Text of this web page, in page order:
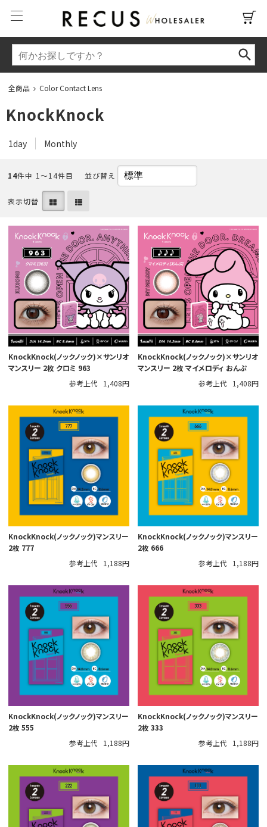
全商品 Color Contact Lens
KnockKnock
1day Monthly
14件中 1〜14件目 並び替え
表示切替
KnockKnock(ノックノック)×サンリオ
マンスリー 2枚 クロミ 963
参考上代
1,408円
KnockKnock(ノックノック)×サンリオ
マンスリー 2枚 マイメロディ おんぷ
参考上代
1,408円
KnockKnock(ノックノック)マンスリー
2枚 777
参考上代
1,188円
KnockKnock(ノックノック)マンスリー
2枚 666
参考上代
1,188円
KnockKnock(ノックノック)マンスリー
2枚 555
参考上代
1,188円
KnockKnock(ノックノック)マンスリー
2枚 333
参考上代
1,188円